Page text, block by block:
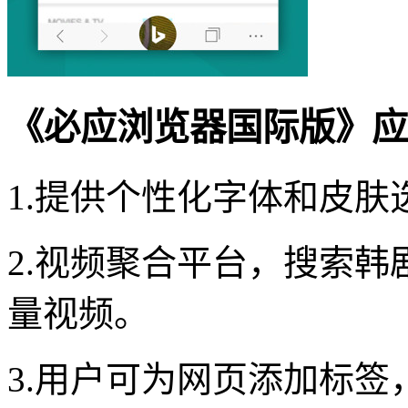
《必应浏览器国际版》
1.提供个性化字体和皮
2.视频聚合平台，搜索
量视频。
3.用户可为网页添加标签